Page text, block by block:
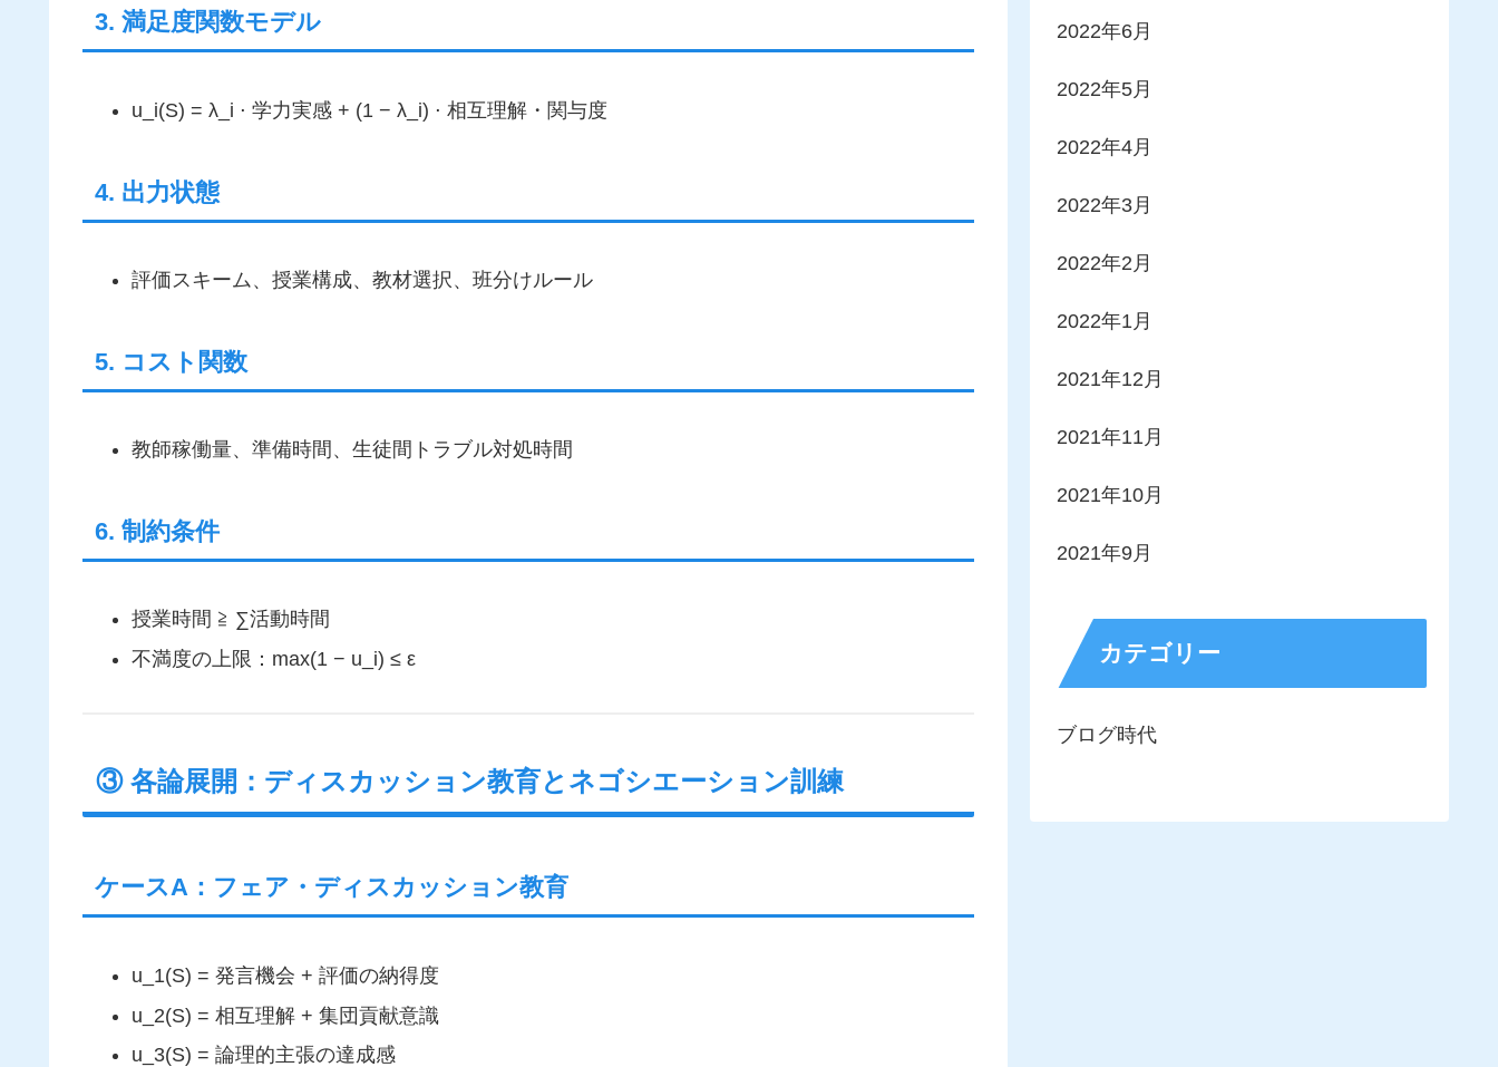
3. 満足度関数モデル
u_i(S) = λ_i ⋅ 学力実感 + (1 − λ_i) ⋅ 相互理解・関与度
4. 出力状態
評価スキーム、授業構成、教材選択、班分けルール
5. コスト関数
教師稼働量、準備時間、生徒間トラブル対処時間
6. 制約条件
授業時間 ≧ ∑活動時間
不満度の上限：max(1 − u_i) ≤ ε
③ 各論展開：ディスカッション教育とネゴシエーション訓練
ケースA：フェア・ディスカッション教育
u_1(S) = 発言機会 + 評価の納得度
u_2(S) = 相互理解 + 集団貢献意識
u_3(S) = 論理的主張の達成感
2022年6月
2022年5月
2022年4月
2022年3月
2022年2月
2022年1月
2021年12月
2021年11月
2021年10月
2021年9月
カテゴリー
ブログ時代